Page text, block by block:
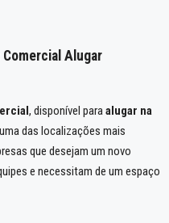
Alugar
, disponível para alugar na
das localizações mais
que desejam um novo
e necessitam de um espaço